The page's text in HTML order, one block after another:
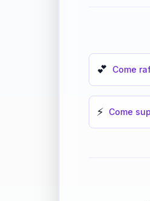
💕 Come
⚡ Come